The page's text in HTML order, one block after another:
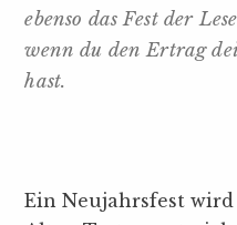
ebenso das Fest der
wenn du den Ertrag
hast.
Ein Neujahrsfest